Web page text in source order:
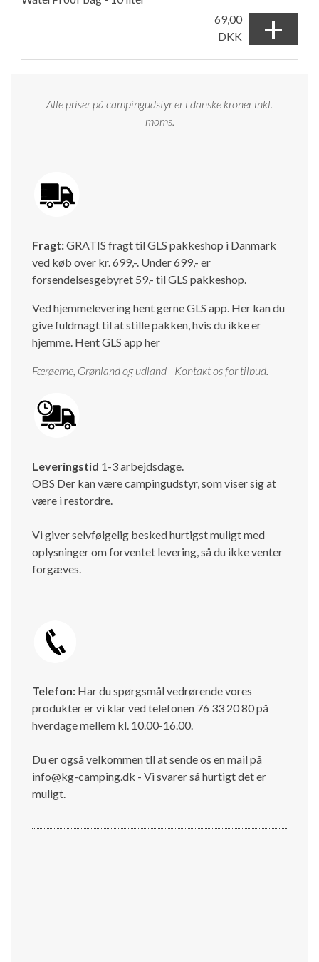
69,00
DKK
+
Alle priser på campingudstyr er i danske kroner inkl.
moms.
Fragt:GRATIS fragt til GLS pakkeshop i Danmark
ved køb over kr. 699,-. Under 699,- er
forsendelsesgebyret 59,- til GLS pakkeshop.
Ved hjemmelevering hent gerne GLS app. Her kan du
give fuldmagt til at stille pakken, hvis du ikke er
hjemme. Hent GLS app her
Færøerne, Grønland og udland - Kontakt os for tilbud.
Leveringstid 1-3 arbejdsdage.
OBS Der kan være campingudstyr, som viser sig at
være i restordre.
Vi giver selvfølgelig besked hurtigst muligt med
oplysninger om forventet levering, så du ikke venter
forgæves.
Telefon: Har du spørgsmål vedrørende vores
produkter er vi klar ved telefonen 76 33 20 80 på
hverdage mellem kl. 10.00-16.00.
Du er også velkommen tll at sende os en mail på
info@kg-camping.dk - Vi svarer så hurtigt det er
muligt.